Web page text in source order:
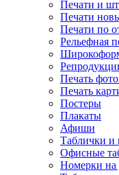
Печати и
Печати
Печати по
Рельефная
Печать
Печать
Постеры
Плакаты
Афиши
Таблички и
Офисные
Номерки на